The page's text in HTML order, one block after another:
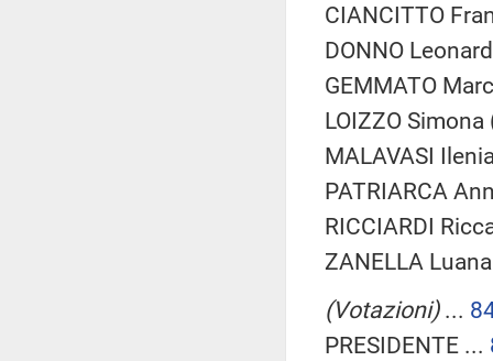
CIANCITTO
DONNO
GEMMATO
LOIZZO
MALAVASI
PATRIARCA
RICCIARDI
ZANELLA
(Votazioni)...
PRESIDENTE ...